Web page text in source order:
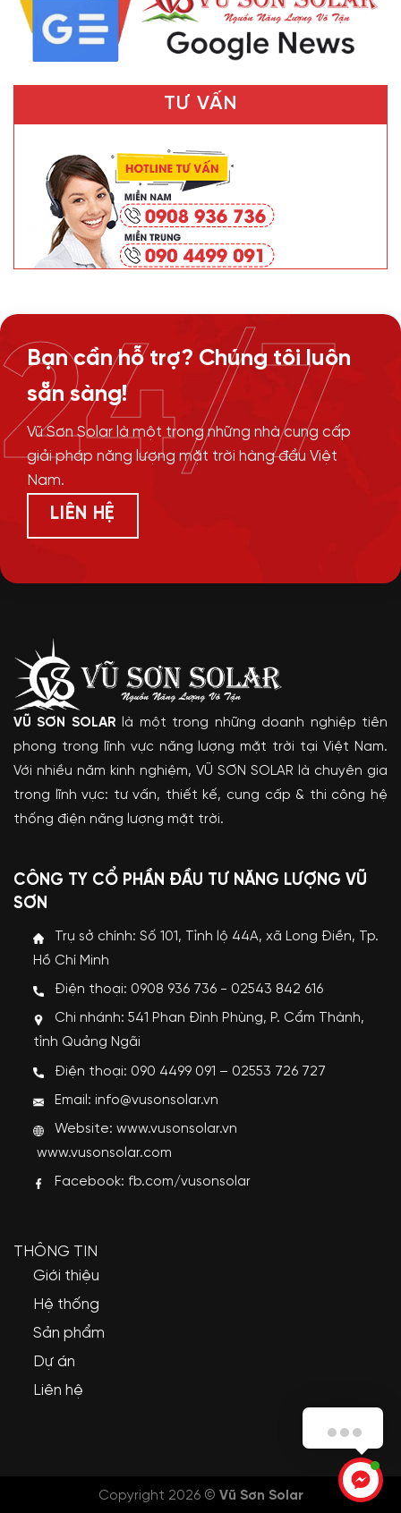
TƯ VẤN
Bạn cần hỗ trợ? Chúng tôi luôn
sẵn sàng!
Vũ Sơn Solar là một trong những nhà cung cấp
giải pháp năng lượng mặt trời hàng đầu Việt
Nam.
LIÊN HỆ
24/7
VŨ SƠN SOLAR là một trong những doanh nghiệp tiên
phong trong lĩnh vực năng lượng mặt trời tại Việt Nam.
Với nhiều năm kinh nghiệm, VŨ SƠN SOLAR là chuyên gia
trong lĩnh vực: tư vấn, thiết kế, cung cấp & thi công hệ
thống điện năng lượng mặt trời.
CÔNG TY CỔ PHẦN ĐẦU TƯ NĂNG LƯỢNG VŨ
SƠN
Trụ sở chính: Số 101, Tỉnh lộ 44A, xã Long Điền, Tp.
Hồ Chí Minh
Điện thoại: 0908 936 736 - 02543 842 616
Chi nhánh: 541 Phan Đình Phùng, P. Cẩm Thành,
tỉnh Quảng Ngãi
Điện thoại: 090 4499 091 – 02553 726 727
Email: info@vusonsolar.vn
Website:www.vusonsolar.vn
www.vusonsolar.com
Facebook: fb.com/vusonsolar
THÔNG TIN
Giới thiệu
Hệ thống
Sản phẩm
Dự án
Liên hệ
Copyright 2026 © Vũ Sơn Solar